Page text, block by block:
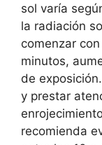
sol varía
la radiación
comenzar
minutos,
de
y prestar
recomienda